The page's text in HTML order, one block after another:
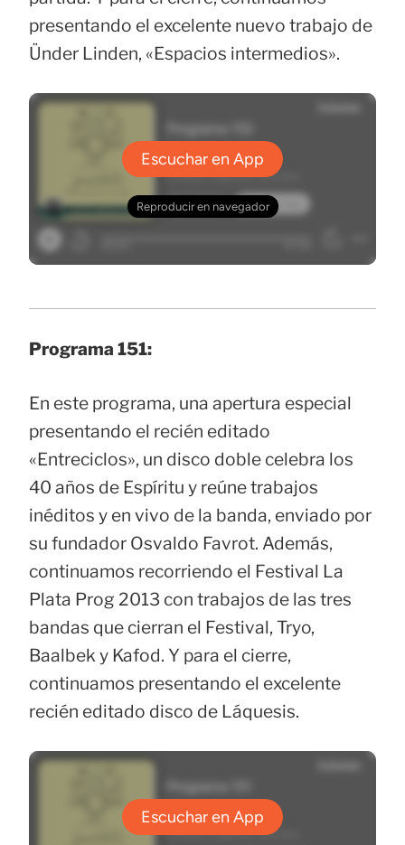
presentando el excelente nuevo trabajo de
Ünder Linden, «Espacios intermedios».
Programa 151:
En este programa, una apertura especial
presentando el recién editado
«Entreciclos», un disco doble celebra los
40 años de Espíritu y reúne trabajos
inéditos y en vivo de la banda, enviado por
su fundador Osvaldo Favrot. Además,
continuamos recorriendo el Festival La
Plata Prog 2013 con trabajos de las tres
bandas que cierran el Festival, Tryo,
Baalbek y Kafod. Y para el cierre,
continuamos presentando el excelente
recién editado disco de Láquesis.